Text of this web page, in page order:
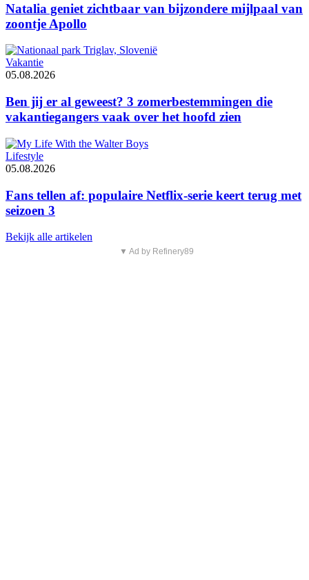
Natalia geniet zichtbaar van bijzondere mijlpaal van
zoontje Apollo
Vakantie
05.08.2026
Ben jij er al geweest? 3 zomerbestemmingen die
vakantiegangers vaak over het hoofd zien
Lifestyle
05.08.2026
Fans tellen af: populaire Netflix-serie keert terug met
seizoen 3
Bekijk alle artikelen
▼ Ad by Refinery89